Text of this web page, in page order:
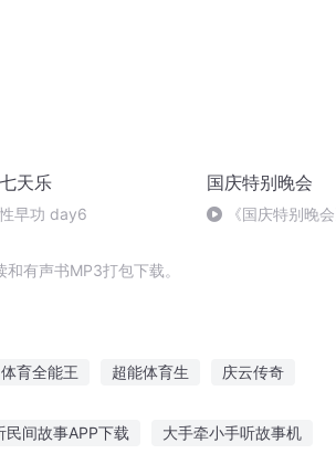
天乐
早功 day6
国庆特别晚会
《国庆特别晚
有声书MP3打包下载。
体育全能王 超能体育生 庆云传奇
民间故事APP下载 大手牵小手听故事机